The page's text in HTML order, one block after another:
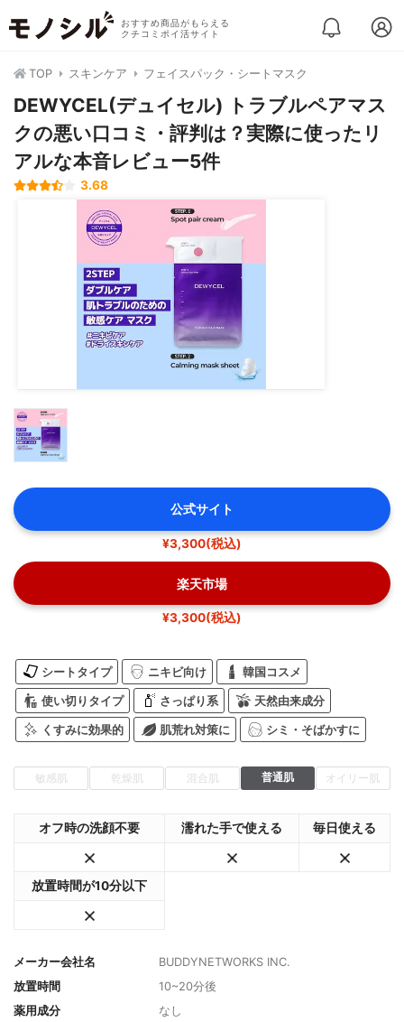
おすすめ商品がもらえる
クチコミポイ活サイト
TOP スキンケア フェイスパック・シートマスク
DEWYCEL(デュイセル) トラブルペアマス
クの悪い口コミ・評判は？実際に使ったリ
アルな本音レビュー5件
3.68
公式サイト
¥3,300(税込)
楽天市場
¥3,300(税込)
シートタイプ ニキビ向け 韓国コスメ
使い切りタイプ さっぱり系 天然由来成分
くすみに効果的 肌荒れ対策に シミ・そばかすに
敏感肌 乾燥肌 混合肌 普通肌 オイリー肌
オフ時の洗顔不要 濡れた手で使える 毎日使える
放置時間が10分以下
メーカー会社名
BUDDYNETWORKS INC.
放置時間
10~20分後
薬用成分
なし